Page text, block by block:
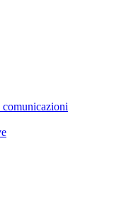
comunicazioni